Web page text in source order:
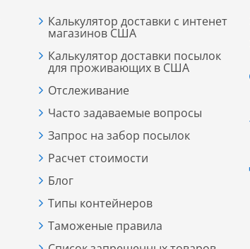
Калькулятор доставки с интенет
магазинов США
Калькулятор доставки посылок
для проживающих в США
Отслеживание
Часто задаваемые вопросы
Запрос на забор посылок
Расчет стоимости
Блог
Типы контейнеров
Таможеные правила